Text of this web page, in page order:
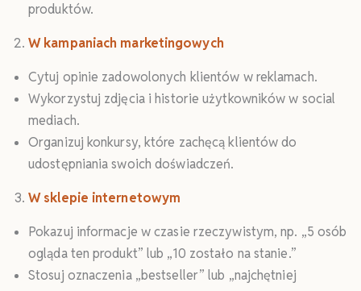
produktów.
W kampaniach marketingowych
Cytuj opinie zadowolonych klientów w reklamach.
Wykorzystuj zdjęcia i historie użytkowników w social
mediach.
Organizuj konkursy, które zachęcą klientów do
udostępniania swoich doświadczeń.
W sklepie internetowym
Pokazuj informacje w czasie rzeczywistym, np. „5 osób
ogląda ten produkt” lub „10 zostało na stanie.”
Stosuj oznaczenia „bestseller” lub „najchętniej